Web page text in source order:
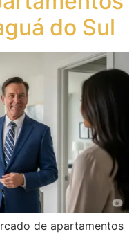
do Sul
de apartamentos